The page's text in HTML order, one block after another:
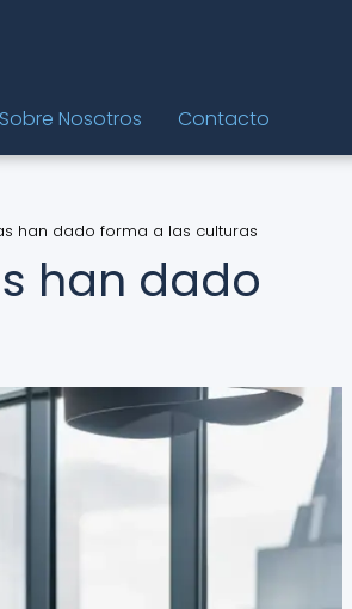
Sobre Nosotros Contacto
han dado forma a las culturas
han dado